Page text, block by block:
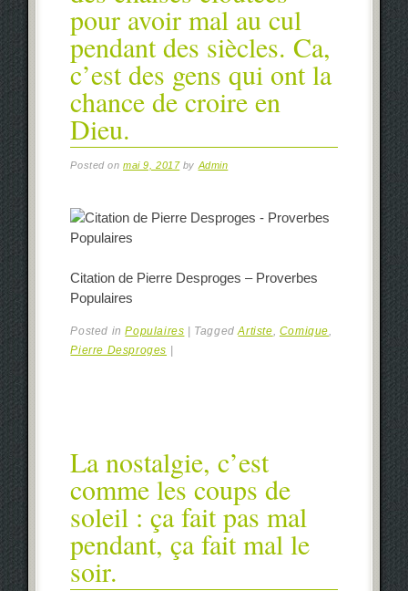
pour avoir mal au cul
pendant des siècles. Ca,
c’est des gens qui ont la
chance de croire en
Dieu.
Posted onmai 9, 2017 byAdmin
Citation de Pierre Desproges – Proverbes
Populaires
Posted inPopulaires TaggedArtiste, Comique,
Pierre Desproges
La nostalgie, c’est
comme les coups de
soleil : ça fait pas mal
pendant, ça fait mal le
soir.